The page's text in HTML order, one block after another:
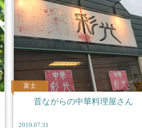
富士
昔ながらの中華料理屋さん
2019.07.31